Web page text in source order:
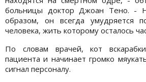
больницы доктор Джоан Тено. -
образом, он всегда умудряется
человека, жить которому осталось
По словам врачей, кот
пациента и начинает громко
сигнал персоналу.